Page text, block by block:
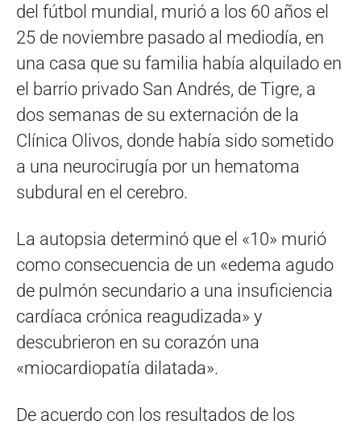
del fútbol mundial, murió a los 60 años el
25 de noviembre pasado al mediodía, en
una casa que su familia había alquilado en
el barrio privado San Andrés, de Tigre, a
dos semanas de su externación de la
Clínica Olivos, donde había sido sometido
a una neurocirugía por un hematoma
subdural en el cerebro.
La autopsia determinó que el «10» murió
como consecuencia de un «edema agudo
de pulmón secundario a una insuficiencia
cardíaca crónica reagudizada» y
descubrieron en su corazón una
«miocardiopatía dilatada».
De acuerdo con los resultados de los